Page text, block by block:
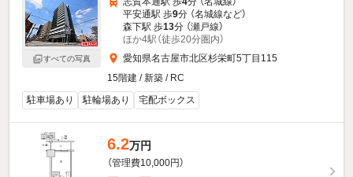
すべての写真
平安通駅 歩9分 （名城線など）
森下駅 歩13分 （瀬戸線）
ほか4駅（徒歩20分圏内）
愛知県名古屋市北区杉栄町5丁目115
15階建 / 新築 / RC
駐車場あり
駐輪場あり 宅配ボックス
6.2万円
（管理費10,000円）